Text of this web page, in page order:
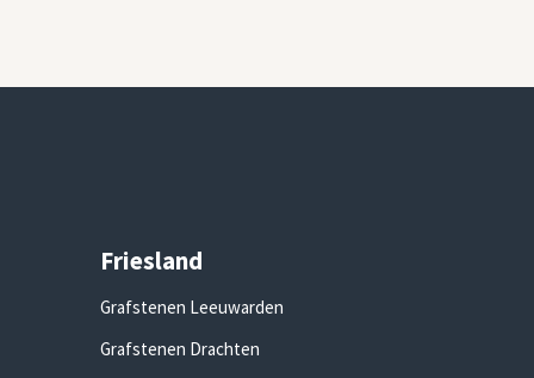
Friesland
Grafstenen Leeuwarden
Grafstenen Drachten